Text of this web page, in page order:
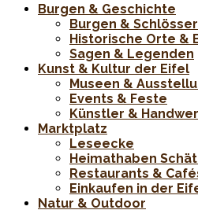
Burgen & Geschichte
Burgen & Schlösser
Historische Orte &
Sagen & Legenden
Kunst & Kultur der Eifel
Museen &
Events & Feste
Künstler &
Marktplatz
Leseecke
Heimathaben
Restaurants &
Einkaufen in der
Natur & Outdoor